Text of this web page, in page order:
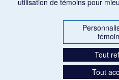
Tout
Tout